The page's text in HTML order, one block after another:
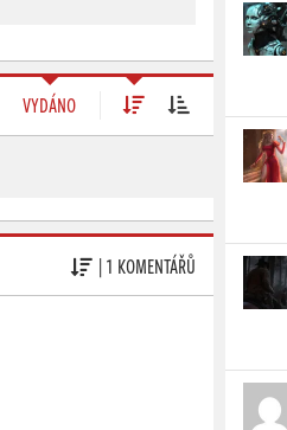
VYDÁNO
| 1 KOMENTÁŘŮ